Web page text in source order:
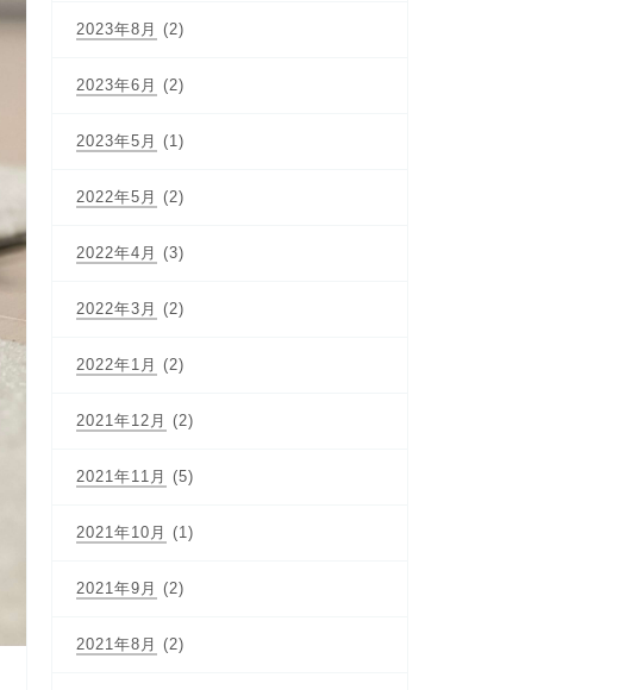
2023年8月 (2)
2023年6月 (2)
2023年5月 (1)
2022年5月 (2)
2022年4月 (3)
2022年3月 (2)
2022年1月 (2)
2021年12月 (2)
2021年11月 (5)
2021年10月 (1)
2021年9月 (2)
2021年8月 (2)